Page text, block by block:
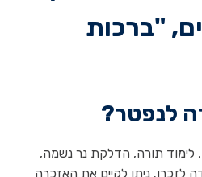
"ברכות
לנפטר?
לימוד תורה, הדלקת נר נשמה,
לזכרו. ניתן לקיים את האזכרה